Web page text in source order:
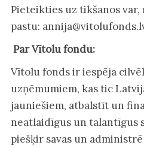
Pieteikties uz tikšanos
pastu:
Par Vītolu fondu:
Vītolu fonds ir iespēja
uzņēmumiem, kas tic
jauniešiem, atbalstīt un
neatlaidīgus un talantīgus
piešķir savas un